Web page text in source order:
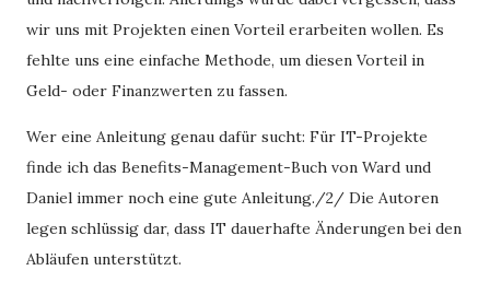
wir uns mit Projekten einen Vorteil erarbeiten wollen. Es
fehlte uns eine einfache Methode, um diesen Vorteil in
Geld- oder Finanzwerten zu fassen.
Wer eine Anleitung genau dafür sucht: Für IT-Projekte
finde ich das Benefits-Management-Buch von Ward und
Daniel immer noch eine gute Anleitung./2/ Die Autoren
legen schlüssig dar, dass IT dauerhafte Änderungen bei den
Abläufen unterstützt.